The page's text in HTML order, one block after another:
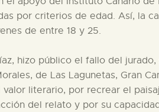
por criterios de edad. Así, la
de entre 18 y 25.
hizo público el fallo del
de Las Lagunetas, Gran
literario, por recrear el
del relato y por su